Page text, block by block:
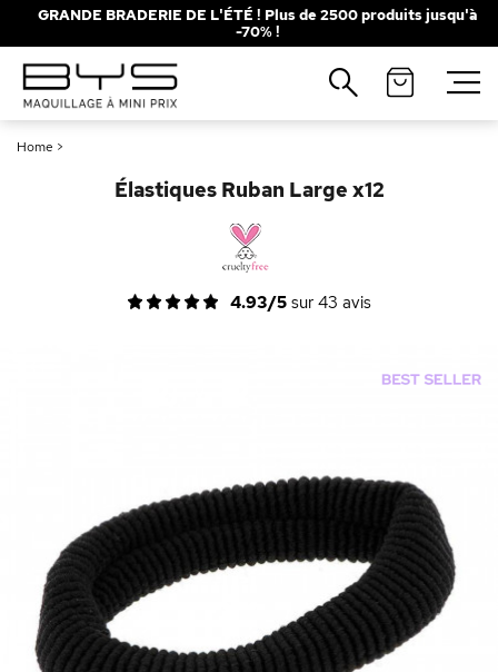
GRANDE BRADERIE DE L'ÉTÉ ! Plus de 2500 produits jusqu'à
-70% !
Home >
Élastiques Ruban Large x12
4.93/5 sur 43 avis
Fermer
Recherches populaires